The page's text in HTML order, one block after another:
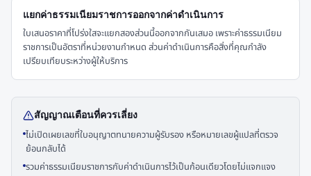
แยกค่าธรรมเนียมราชการออกจากค่าดำเนินการ
ใบเสนอราคาที่โปร่งใสจะแยกสองส่วนนี้ออกจากกันเสมอ เพราะค่าธรรมเนียม
ราชการเป็นอัตราที่หน่วยงานกำหนด ส่วนค่าดำเนินการคือสิ่งที่คุณกำลัง
เปรียบเทียบระหว่างผู้ให้บริการ
สัญญาณเตือนที่ควรเลี่ยง
ไม่เปิดเผยเลขที่ใบอนุญาตทนายความผู้รับรอง หรือหมายเลขผู้แปลที่ตรวจ
ย้อนกลับได้
รวมค่าธรรมเนียมราชการกับค่าดำเนินการไว้เป็นก้อนเดียวโดยไม่แจกแจง